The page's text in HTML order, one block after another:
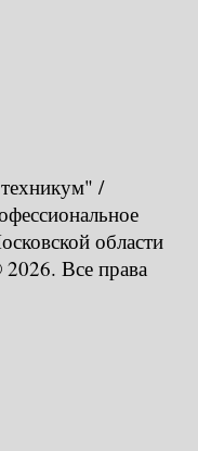
/
области
Все права